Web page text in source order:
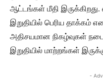
ஆட்டங்கள் மீதி
இறுதியில் பெரிய தாக்கம்
அதிசயமான நிகழ்வுகள்
இறுதியில் மாற்றங்கள்
-